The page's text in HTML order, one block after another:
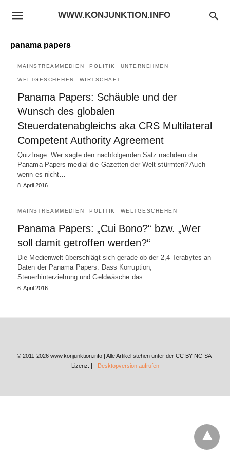
WWW.KONJUNKTION.INFO
panama papers
MAINSTREAMMEDIEN POLITIK UNTERNEHMEN
WELTGESCHEHEN WIRTSCHAFT
Panama Papers: Schäuble und der
Wunsch des globalen
Steuerdatenabgleichs aka CRS Multilateral
Competent Authority Agreement
Quizfrage: Wer sagte den nachfolgenden Satz nachdem die
Panama Papers medial die Gazetten der Welt stürmten? Auch
wenn es nicht…
8. April 2016
MAINSTREAMMEDIEN POLITIK WELTGESCHEHEN
Panama Papers: „Cui Bono?“ bzw. „Wer
soll damit getroffen werden?“
Die Medienwelt überschlägt sich gerade ob der 2,4 Terabytes an
Daten der Panama Papers. Dass Korruption,
Steuerhinterziehung und Geldwäsche das…
6. April 2016
© 2011-2026 www.konjunktion.info | Alle Artikel stehen unter der CC BY-NC-SA-
Lizenz. |
Desktopversion aufrufen